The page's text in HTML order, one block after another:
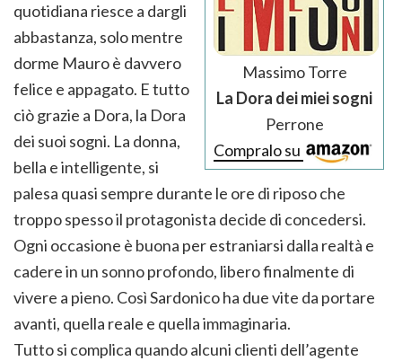
Massimo Torre
La Dora dei miei sogni
Perrone
Compralo su
quotidiana riesce a dargli
abbastanza, solo mentre
dorme Mauro è davvero
felice e appagato. E tutto
ciò grazie a Dora, la Dora
dei suoi sogni. La donna,
bella e intelligente, si
palesa quasi sempre durante le ore di riposo che
troppo spesso il protagonista decide di concedersi.
Ogni occasione è buona per estraniarsi dalla realtà e
cadere in un sonno profondo, libero finalmente di
vivere a pieno. Così Sardonico ha due vite da portare
avanti, quella reale e quella immaginaria.
Tutto si complica quando alcuni clienti dell’agente